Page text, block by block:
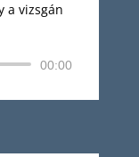
a vizsgán
00:00